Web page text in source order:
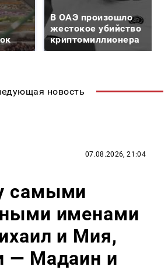
В ОАЭ произошло
жестокое убийство
криптомиллионера
новость
07.08.2026, 21:04
самыми
именами
и Мия,
— Мадаин и